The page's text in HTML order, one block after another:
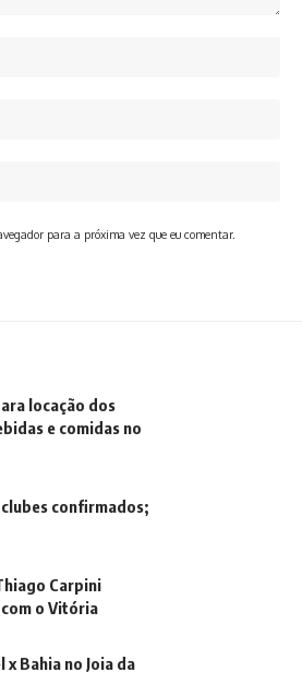
para a próxima vez que eu comentar.
locação dos
e comidas no
confirmados;
Carpini
o Vitória
Bahia no Joia da